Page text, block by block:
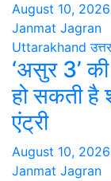
August 10, 2026
Janmat Jagran
Uttarakhand
‘असुर 3’
हो सकती है
एंट्री
August 10, 2026
Janmat Jagran